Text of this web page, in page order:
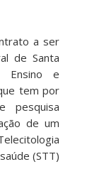
a ser
de Santa
Ensino e
tem por
pesquisa
de um
(STT)